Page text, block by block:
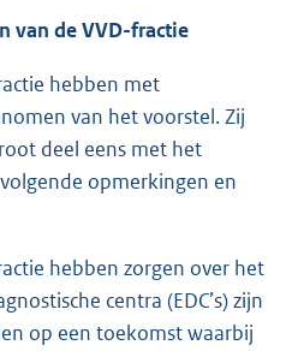
van de VVD-fractie
hebben met
van het voorstel. Zij
deel eens met het
opmerkingen en
hebben zorgen over het
centra (EDC’s) zijn
op een toekomst waarbij